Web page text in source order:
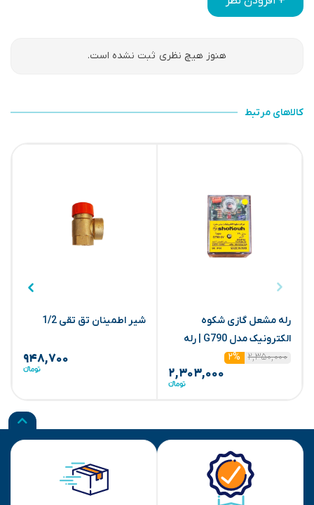
هنوز هیچ نظری ثبت نشده است.
کالاهای مرتبط
رله مشعل گازی شکوه
الکترونیک مدل G790 | رله
کنترل مشعل گازسوز
۲,۳۵۰,۰۰۰ ۲%
۲,۳۰۳,۰۰۰
شیر اطمینان تق تقی 1/2
۹۴۸,۷۰۰